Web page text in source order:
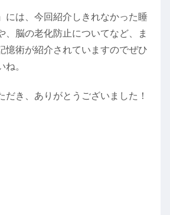
には、今回紹介しきれなかった睡
、脳の老化防止についてなど、ま
憶術が紹介されていますのでぜひ
。
だき、ありがとうございました！